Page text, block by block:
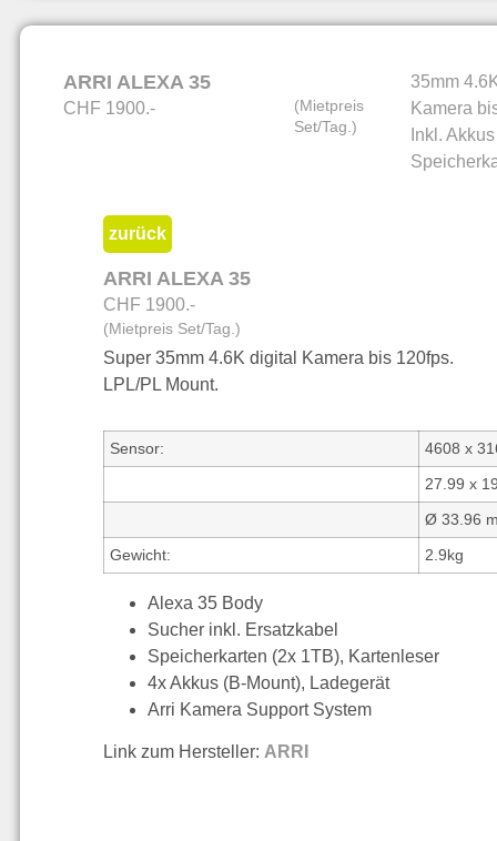
ARRI ALEXA 35
CHF 1900.-
(Mietpreis
Set/Tag.)
35mm
Kamera
Inkl.
zurück
ARRI ALEXA 35
CHF 1900.-
(Mietpreis Set/Tag.)
Super 35mm 4.6K digital Kamera bis 120fps.
LPL/PL Mount.
Sensor:
4608 x
27.99 x
Ø 33.96
Gewicht:
2.9kg
Alexa 35 Body
Sucher inkl. Ersatzkabel
Speicherkarten (2x 1TB), Kartenleser
4x Akkus (B-Mount), Ladegerät
Arri Kamera Support System
Link zum Hersteller:ARRI